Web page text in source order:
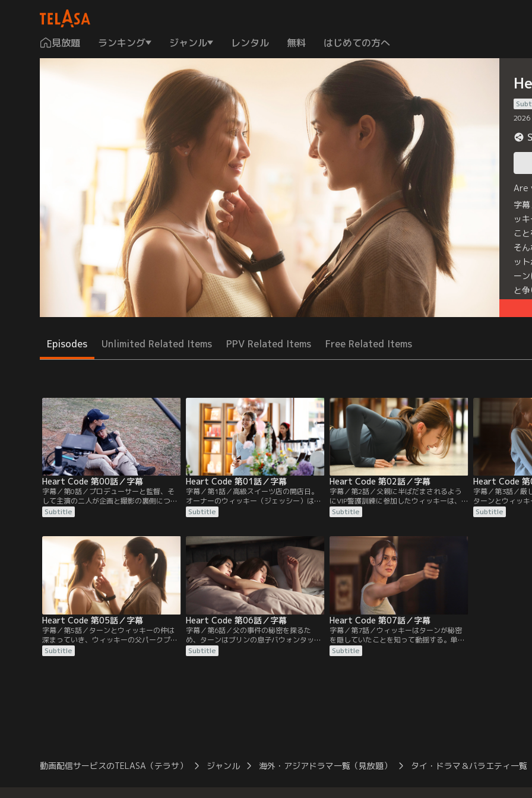
見放題 ランキング ジャンル レンタル 無料 はじめての方へ
2026
Are
字
ッ
こ
そ
ッ
ー
と
Episodes Unlimited Related Items PPV Related Items Free Related Items
Heart Code 第00話／字幕
字幕／第0話／プロデューサーと監督、そ
して主演の二人が企画と撮影の裏側につい
て語るミニ番組。本格アクションとロマン
スのバランスをとりつつ、気軽に見てもら
Subtitle
Heart Code 第01話／字幕
字幕／第1話／高級スイーツ店の開店日。
オーナーのウィッキー（ジェッシー）は父
親の到着を心待ちにしていた。花を買って
いた父親で警察幹部のパークプームは何者
じ花市場で麻薬密売の捕り物が行われてお
り、特殊犯罪捜査部隊のターン（トゥンペ
ーン）が潜入捜査を行っていた。
Subtitle
Heart Code 第02話／字幕
字幕／第2話／父親に半ばだまされるよう
にVIP警護訓練に参加したウィッキーは、
厳しい指導についていけない。ターンはそ
んなウィッキーを何かと助け、面倒を見
ようにと説得する。一方、ウィッキーの父
親は依然として何者かに脅かされていた。
Subtitle
Heart Code
字幕／第3話／厳
ターンとウィッ
いく。ウィッキ
罰を受け、掃除
Subtitle
Heart Code 第05話／字幕
字幕／第5話／ターンとウィッキーの仲は
深まっていき、ウィッキーの父パークプー
ムはターンに自分がガンを患っていること
を告げ、ウィッキーを守って欲しいと改め
Subtitle
Heart Code 第06話／字幕
字幕／第6話／父の事件の秘密を探るた
め、ターンはブリンの息子バウォンタット
に近づく。クラブでバウォンタットに会っ
たターンだが、薬を盛られてしまい、相棒
Subtitle
Heart Code 第07話／字幕
字幕／第7話／ウィッキーはターンが秘密
を隠していたことを知って動揺する。単身
パークプームの救出に向かったターンはブ
リン親子に捕らわれてしまう。ターンの父
Subtitle
動画配信サービスのTELASA（テラサ） ジャンル 海外・アジアドラマ一覧（見放題） タイ・ドラマ＆バラエティ一覧